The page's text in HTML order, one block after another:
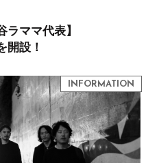
ラママ代表】
開設！